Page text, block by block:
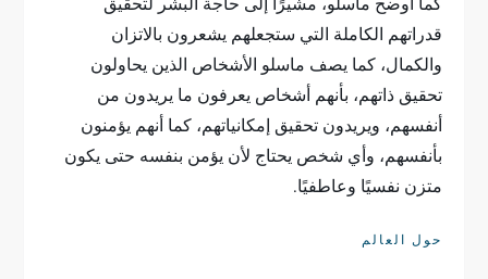
قدراتهم الكاملة التي ستجعلهم يشعرون بالاتزان
والكمال، كما يصف ماسلو الأشخاص الذين يحاولون
تحقيق ذاتهم، بأنهم أشخاص يعرفون ما يريدون من
أنفسهم، ويريدون تحقيق إمكانياتهم، كما أنهم يؤمنون
بأنفسهم، وأي شخص يحتاج لأن يؤمن بنفسه حتى يكون
متزن نفسيًا وعاطفيًا.
حول العالم